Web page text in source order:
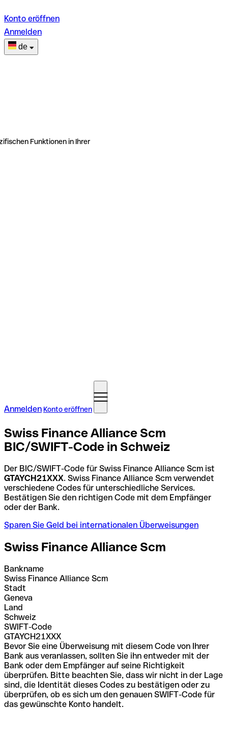
Konto eröffnen
Anmelden
de
Funktionen in Ihrer
Anmelden Konto eröffnen
Swiss Finance Alliance Scm
BIC/SWIFT-Code in Schweiz
Der BIC/SWIFT-Code für Swiss Finance Alliance Scm ist
GTAYCH21XXX. Swiss Finance Alliance Scm verwendet
verschiedene Codes für unterschiedliche Services.
Bestätigen Sie den richtigen Code mit dem Empfänger
oder der Bank.
Sparen Sie Geld bei internationalen Überweisungen
Swiss Finance Alliance Scm
Bankname
Swiss Finance Alliance Scm
Stadt
Geneva
Land
Schweiz
SWIFT-Code
GTAYCH21XXX
Bevor Sie eine Überweisung mit diesem Code von Ihrer
Bank aus veranlassen, sollten Sie ihn entweder mit der
Bank oder dem Empfänger auf seine Richtigkeit
überprüfen. Bitte beachten Sie, dass wir nicht in der Lage
sind, die Identität dieses Codes zu bestätigen oder zu
überprüfen, ob es sich um den genauen SWIFT-Code für
das gewünschte Konto handelt.